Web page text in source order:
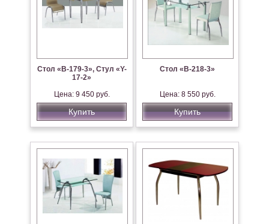
Стол «В-179-3», Стул «Y-
17-2»
Цена: 9 450 руб.
Купить
Стол «В-218-3»
Цена: 8 550 руб.
Купить